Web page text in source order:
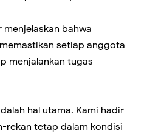
menjelaskan bahwa
setiap anggota
menjalankan tugas
hal utama. Kami hadir
rekan tetap dalam kondisi